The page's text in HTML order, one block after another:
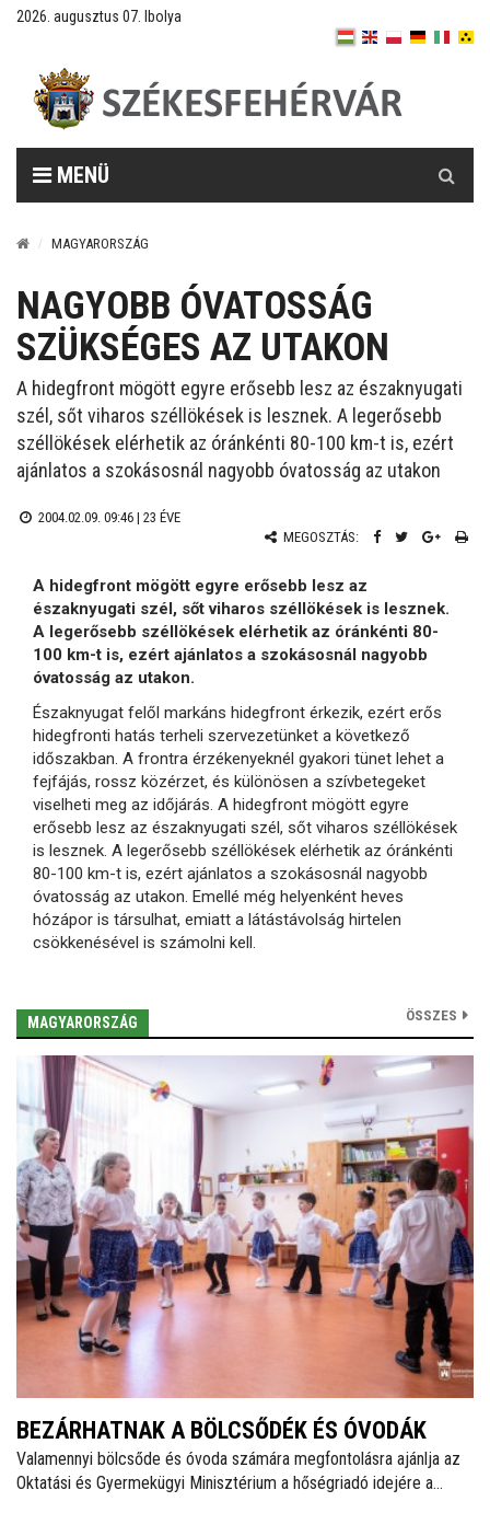
2026. augusztus 07. Ibolya
MENÜ
MAGYARORSZÁG
NAGYOBB ÓVATOSSÁG
SZÜKSÉGES AZ UTAKON
A hidegfront mögött egyre erősebb lesz az északnyugati
szél, sőt viharos széllökések is lesznek. A legerősebb
széllökések elérhetik az óránkénti 80-100 km-t is, ezért
ajánlatos a szokásosnál nagyobb óvatosság az utakon
2004.02.09. 09:46 | 23 ÉVE
MEGOSZTÁS:
A hidegfront mögött egyre erősebb lesz az
északnyugati szél, sőt viharos széllökések is lesznek.
A legerősebb széllökések elérhetik az óránkénti 80-
100 km-t is, ezért ajánlatos a szokásosnál nagyobb
óvatosság az utakon.
Északnyugat felől markáns hidegfront érkezik, ezért erős
hidegfronti hatás terheli szervezetünket a következő
időszakban. A frontra érzékenyeknél gyakori tünet lehet a
fejfájás, rossz közérzet, és különösen a szívbetegeket
viselheti meg az időjárás. A hidegfront mögött egyre
erősebb lesz az északnyugati szél, sőt viharos széllökések
is lesznek. A legerősebb széllökések elérhetik az óránkénti
80-100 km-t is, ezért ajánlatos a szokásosnál nagyobb
óvatosság az utakon. Emellé még helyenként heves
hózápor is társulhat, emiatt a látástávolság hirtelen
csökkenésével is számolni kell.
MAGYARORSZÁG ÖSSZES
BEZÁRHATNAK A BÖLCSŐDÉK ÉS ÓVODÁK
Valamennyi bölcsőde és óvoda számára megfontolásra ajánlja az
Oktatási és Gyermekügyi Minisztérium a hőségriadó idejére a